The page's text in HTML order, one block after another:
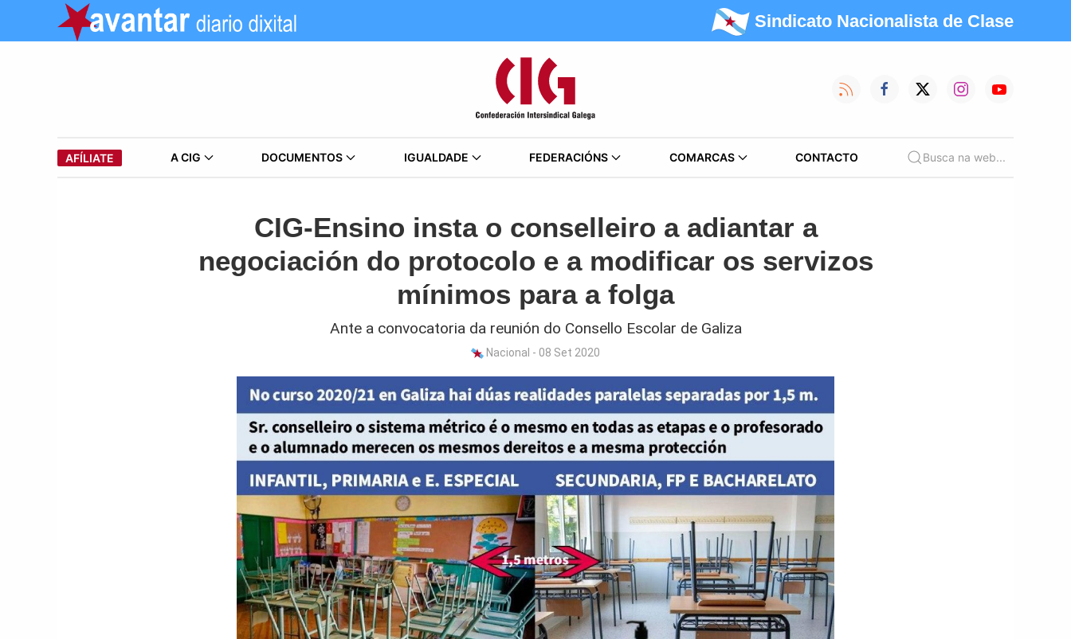
Sindicato Nacionalista de Clase
AFÍLIATE A CIG DOCUMENTOS IGUALDADE FEDERACIÓNS COMARCAS CONTACTO Busca na web...
CIG-Ensino insta o conselleiro a adiantar a
negociación do protocolo e a modificar os servizos
mínimos para a folga
Ante a convocatoria da reunión do Consello Escolar de Galiza
Nacional - 08 Set 2020